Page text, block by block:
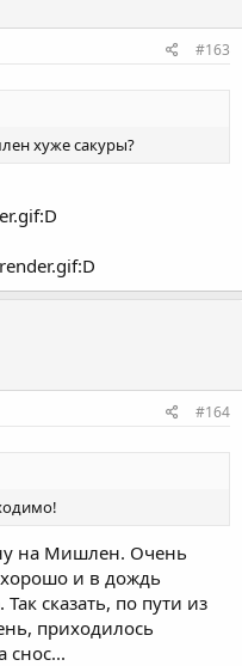
#163
хуже сакуры?
#164
на Мишлен. Очень
хорошо и в дождь
сказать, по пути из
приходилось
снос...